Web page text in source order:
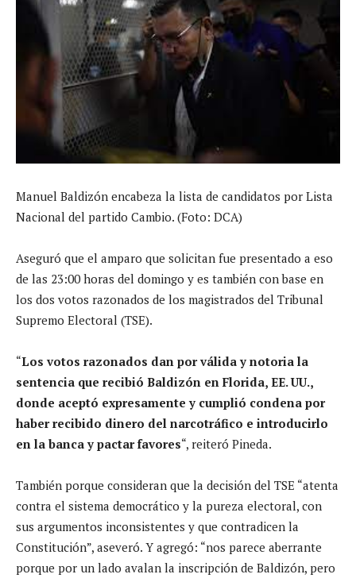
Manuel Baldizón encabeza la lista de candidatos por Lista
Nacional del partido Cambio. (Foto: DCA)
Aseguró que el amparo que solicitan fue presentado a eso
de las 23:00 horas del domingo y es también con base en
los dos votos razonados de los magistrados del Tribunal
Supremo Electoral (TSE).
“Los votos razonados dan por válida y notoria la
sentencia que recibió Baldizón en Florida, EE. UU.,
donde aceptó expresamente y cumplió condena por
haber recibido dinero del narcotráfico e introducirlo
en la banca y pactar favores“, reiteró Pineda.
También porque consideran que la decisión del TSE “atenta
contra el sistema democrático y la pureza electoral, con
sus argumentos inconsistentes y que contradicen la
Constitución”, aseveró. Y agregó: “nos parece aberrante
porque por un lado avalan la inscripción de Baldizón, pero